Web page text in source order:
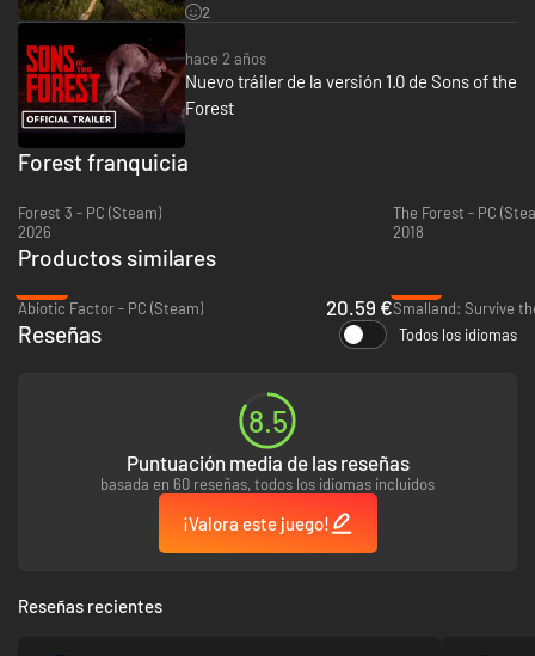
Survive alone, or with friends. Share items and work together to build
defenses. Bring back-up to explore above and below ground.
2
hace 2 años
Nuevo tráiler de la versión 1.0 de Sons of the
Forest
Forest franquicia
Forest 3 - PC (Steam)
2026
The Forest - PC
2018
Productos similares
Abiotic Factor - PC (Steam)
20.59 €Smalland: Survive
Reseñas Todos los idiomas
8.5
Puntuación media de las reseñas
basada en 60 reseñas, todos los idiomas incluidos
¡Valora este juego!
Reseñas recientes